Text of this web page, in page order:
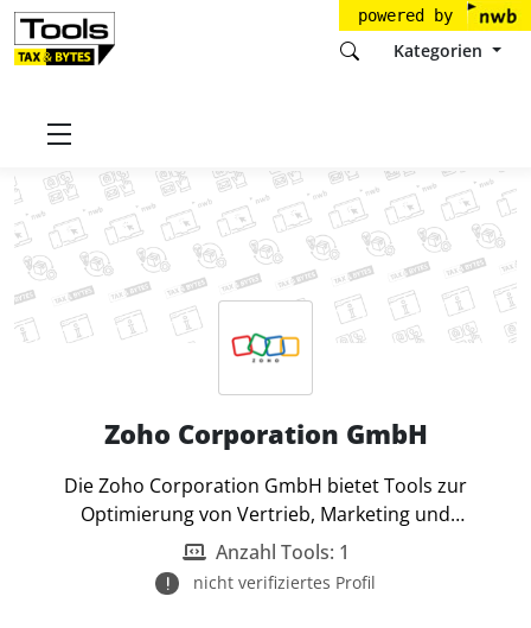
powered by
Kategorien
Startseite
Zoho Corporation GmbH
Die Zoho Corporation GmbH bietet Tools zur
Optimierung von Vertrieb, Marketing und
Personalwesen.
Anzahl Tools: 1
nicht verifiziertes Profil